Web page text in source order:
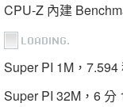
CPU-Z 內建
Super PI 1M，7.594
Super PI 32M，6 分